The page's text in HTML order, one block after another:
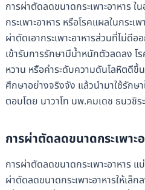
การผ่าตัดลดขนาดกระเพาะอาหาร ใ
กระเพาะอาหาร หรือโรคแผลในกระเ
ผ่าตัดเอากระเพาะอาหารส่วนที่ไม่ดี
เข้ารับการรักษามีน้ำหนักตัวลดลง โร
หวาน หรือค่าระดับความดันโลหิตดีขึ้
ศึกษาอย่างจริงจัง แล้วนำมาใช้รักษ
ตอบโดย นาวาโท นพ.คมเดช ธนวชิร
การผ่าตัดลดขนาดกระเพา
การผ่าตัดลดขนาดกระเพาะอาหาร
ผ่าตัดลดขนาดกระเพาะอาหารให้เล็